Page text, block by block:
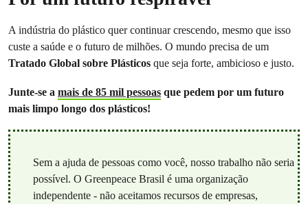
A indústria do plástico quer continuar crescendo, mesmo que isso
custe a saúde e o futuro de milhões. O mundo precisa de um
Tratado Global sobre Plásticos que seja forte, ambicioso e justo.
Junte-se a mais de 85 mil pessoas que pedem por um futuro
mais limpo longo dos plásticos!
Sem a ajuda de pessoas como você, nosso trabalho não seria
possível. O Greenpeace Brasil é uma organização
independente - não aceitamos recursos de empresas,